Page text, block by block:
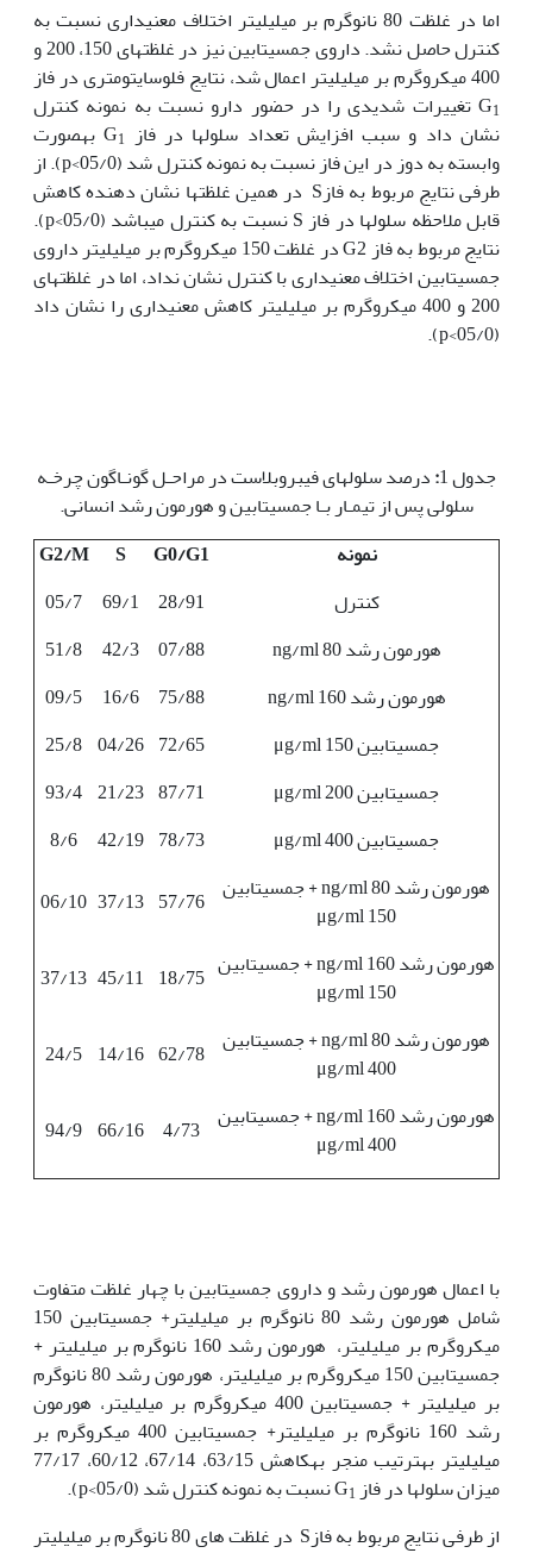
اما در غلظت 80 نانوگرم بر میلی‏لیتر اختلاف معنی‫داری نسبت به
کنترل حاصل نشد. داروی جمسیتابین نیز در غلظت‏های 150، 200 و
400 میکروگرم بر میلی‏لیتر اعمال شد، نتایج فلوسایتومتری در فاز
G1
تغییرات شدیدی را در حضور دارو نسبت به نمونه کنترل
نشان داد و سبب افزایش تعداد سلول‏ها در فاز G 1 به‏صورت
وابسته به دوز در این فاز نسبت به نمونه کنترل شد (05/0>p). از
طرفی نتایج مربوط به فازS در همین غلظت‏ها نشان دهنده کاهش
قابل ملاحظه سلول‏ها در فاز S نسبت به کنترل می‏باشد (05/0>p).
نتایج مربوط به فاز G2 در غلظت 150 میکروگرم بر میلی‏لیتر داروی
جمسیتابین اختلاف معنی‏داری با کنترل نشان نداد، اما در غلظت‏های
200 و 400 میکروگرم بر میلی‏لیتر کاهش معنی‏داری را نشان داد
(05/0>p).
جدول 1 :درصد سلول­های فیبروبلاست در مراحـل گونـاگون چرخـه
سلولی پس از تیمـار بـا جمسیتابین و هورمون رشد انسانی.
G2/M
S G0/G1
نمونه
05/7 69/1 28/91
کنترل
51/8 42/3 07/88
هورمون رشد ng/ml 80
09/5 16/6 75/88
هورمون رشد ng/ml 160
25/8 04/26 72/65
جمسیتابین μg/ml 150
93/4 21/23 87/71
جمسیتابین μg/ml 200
8/6 42/19 78/73
جمسیتابین μg/ml 400
06/10 37/13 57/76 هورمون رشد ng/ml 80 + جمسیتابین
μg/ml 150
37/13 45/11 18/75 هورمون رشد ng/ml 160 + جمسیتابین
μg/ml 150
24/5 14/16 62/78 هورمون رشد ng/ml 80 + جمسیتابین
μg/ml 400
94/9 66/16 4/73 هورمون رشد ng/ml 160 + جمسیتابین
μg/ml 400
با اعمال هورمون رشد و داروی جمسیتابین با چهار غلظت متفاوت
شامل هورمون رشد 80 نانوگرم بر میلی‫لیتر+ جمسیتابین 150
میکروگرم بر میلی‫لیتر، هورمون رشد 160 نانوگرم بر میلی‫لیتر +
جمسیتابین 150 میکروگرم بر میلی‫لیتر، هورمون رشد 80 نانوگرم
بر میلی‫لیتر + جمسیتابین 400 میکروگرم بر میلی‫لیتر، هورمون
رشد 160 نانوگرم بر میلی‫لیتر+ جمسیتابین 400 میکروگرم بر
میلی‫لیتر به‏ترتیب منجر به‏کاهش 63/15، 67/14، 60/12، 77/17
میزان سلول‫ها در فاز G
1
نسبت به نمونه کنترل شد (05/0>p).
از طرفی نتایج مربوط به فازS در غلظت های 80 نانوگرم بر میلی‫لیتر